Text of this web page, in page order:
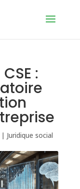
:
| Juridique social